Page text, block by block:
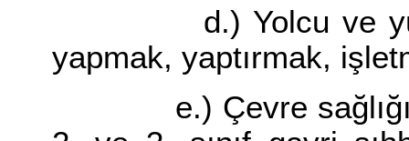
d.) Yolcu ve yük
yapmak, yaptırmak,
e.) Çevre sağlığı